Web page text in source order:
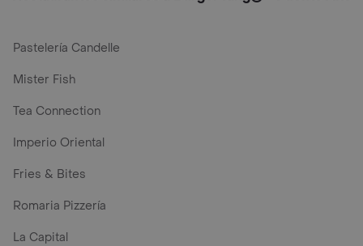
Pastelería Candelle
Mister Fish
Tea Connection
Imperio Oriental
Fries & Bites
Romaria Pizzería
La Capital